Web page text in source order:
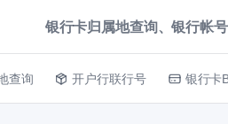
银行卡归属地查询、银行帐
查询 开户行联行号 银行卡